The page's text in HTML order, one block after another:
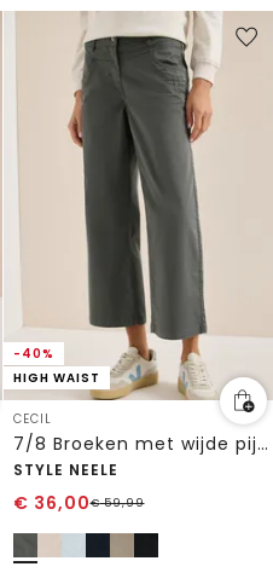
-40%
HIGH WAIST
CECIL
7/8 Broeken met wijde pijpen
STYLE NEELE
€ 36,00€59,99